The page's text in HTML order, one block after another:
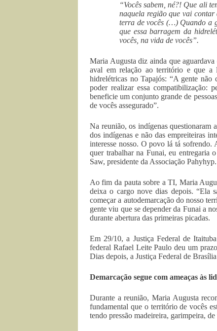
“Vocês sabem, né?! Que ali
naquela região que vai
terra de vocês (…) Quando a
que essa barragem da
vocês, na vida de vocês”.
Maria Augusta diz ainda que
aval em relação ao território e que a
hidrelétricas no Tapajós: “A gente não
poder realizar essa compatibilização:
beneficie um conjunto grande de
de vocês assegurado”.
Na reunião, os indígenas questionaram
dos indígenas e não das empreiteiras
interesse nosso. O povo lá tá
quer trabalhar na Funai, eu entregaria
Saw, presidente da Associação Pahyhyp.
Ao fim da pauta sobre a TI, Maria
deixa o cargo nove dias depois. “Ela
começar a autodemarcação do nosso
gente viu que se depender da Funai a
durante abertura das primeiras picadas.
Em 29/10, a Justiça Federal de
federal Rafael Leite Paulo deu um
Dias depois, a Justiça Federal de
Demarcação segue com ameaças às
Durante a reunião, Maria Augusta
fundamental que o território de vocês
tendo pressão madeireira, garimpeira,